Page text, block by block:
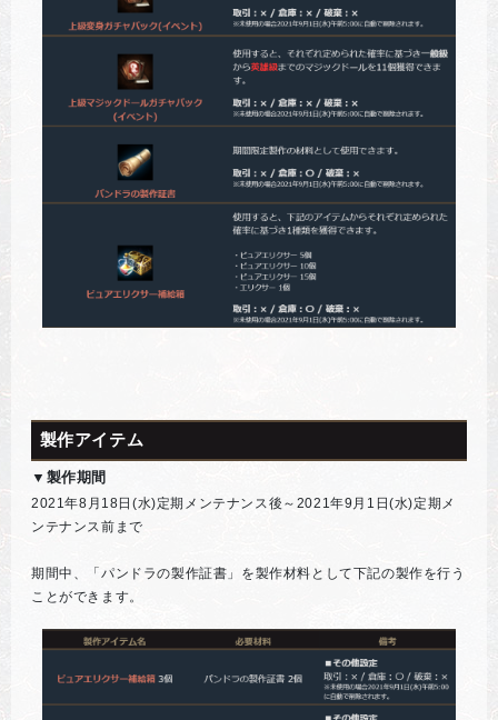
製作アイテム
▼製作期間
2021年8月18日(水)定期メンテナンス後～2021年9月1日(水)定期メ
ンテナンス前まで
期間中、「パンドラの製作証書」を製作材料として下記の製作を行う
ことができます。